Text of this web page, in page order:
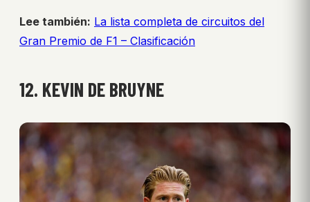
Lee también: La lista completa de circuitos del
Gran Premio de F1 – Clasificación
12. KEVIN DE BRUYNE